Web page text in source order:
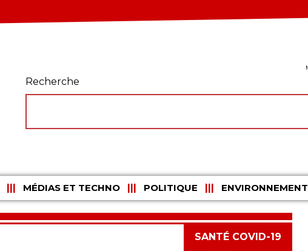
Recherche
MÉDIAS ET TECHNO POLITIQUE ENVIRONNEMENT
SANTÉ COVID-19